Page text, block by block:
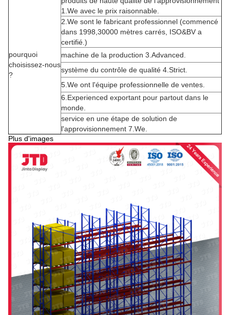
pourquoi
choisissez-nous
?
1.We avec le prix raisonnable.
2.We sont le fabricant professionnel (commencé
dans 1998,30000 mètres carrés, ISO&BV a
certifié.)
machine de la production 3.Advanced.
système du contrôle de qualité 4.Strict.
5.We ont l'équipe professionnelle de ventes.
6.Experienced exportant pour partout dans le
monde.
service en une étape de solution de
l'approvisionnement 7.We.
Plus d'images